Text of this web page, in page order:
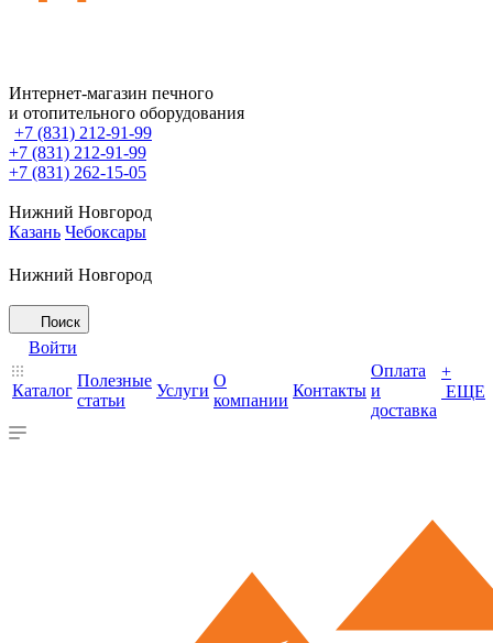
Интернет-магазин печного
и отопительного оборудования
+7 (831) 212-91-99
+7 (831) 212-91-99
+7 (831) 262-15-05
Нижний Новгород
Казань Чебоксары
Нижний Новгород
Поиск
Войти
Каталог
Полезные
статьи
Услуги
О
компании
Контакты
Оплата
и
доставка
+
ЕЩЕ